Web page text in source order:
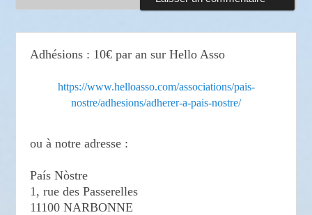
Adhésions : 10€ par an sur Hello Asso
https://www.helloasso.com/associations/pais-
nostre/adhesions/adherer-a-pais-nostre/
ou à notre adresse :
País Nòstre
1, rue des Passerelles
11100 NARBONNE